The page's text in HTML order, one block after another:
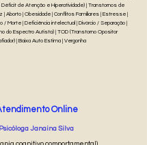
Déficit de Atenção e Hiperatividade) | Transtornos de
| Aborto | Obesidade | Conflitos Familiares | Estresse |
/ Morte | Deficiência intelectual | Divórcio / Separação |
do Espectro Autista) | TOD (Transtorno Opositor
| Baixa Auto Estima | Vergonha
Online
Psicóloga Janaina Silva
cognitivo comportamental)